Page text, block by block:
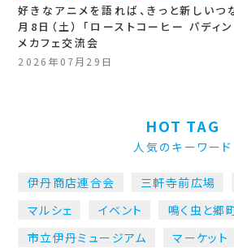
好きなアニメを語れば、きっと新しいつ
月8日（土） 「ローストコーヒー パディン
メカフェ交流会
2026年07月29日
HOT TAG
人気のキーワード
伊丹商店連合会 三軒寺前広場
マルシェ
イベント
鳴く虫と郷
市立伊丹ミュージアム
マーケット